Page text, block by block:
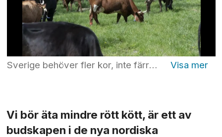
Sverige behöver fler kor, inte färre, menar landsbygdsministern. Foto: Fredrik Sandberg/TT
Vi bör äta mindre rött kött, är ett av
budskapen i de nya nordiska